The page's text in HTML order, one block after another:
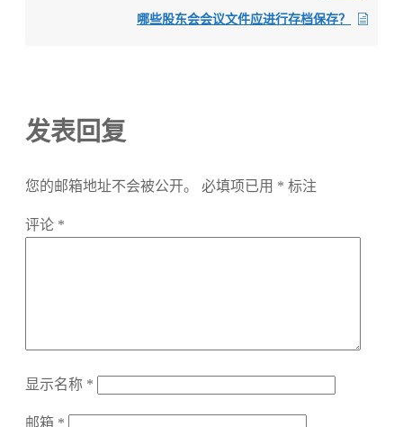
哪些股东会会议文件应进行存档保存？
发表回复
您的邮箱地址不会被公开。 必填项已用 * 标注
评论 *
显示名称 *
邮箱 *